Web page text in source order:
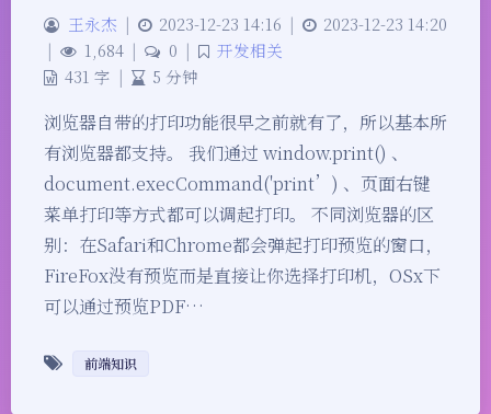
王永杰 | 2023-12-23 14:16 |
2023-12-23 14:20
|
1,684 | 0 |
开发相关
431 字 | 5 分钟
浏览器自带的打印功能很早之前就有了，所以基本所
有浏览器都支持。 我们通过 window.print() 、
document.execCommand('print’) 、页面右键
菜单打印等方式都可以调起打印。 不同浏览器的区
别：在Safari和Chrome都会弹起打印预览的窗口，
FireFox没有预览而是直接让你选择打印机，OSx下
可以通过预览PDF…
前端知识